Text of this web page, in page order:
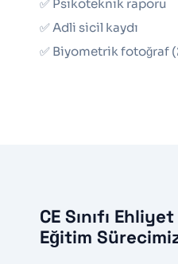
✅ Psikoteknik raporu
✅ Adli sicil kaydı
✅ Biyometrik fotoğraf
CE Sınıfı
Eğitim